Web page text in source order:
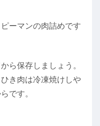
ーマンの肉詰めです
ら保存しましょう。
き肉は冷凍焼けしや
です。